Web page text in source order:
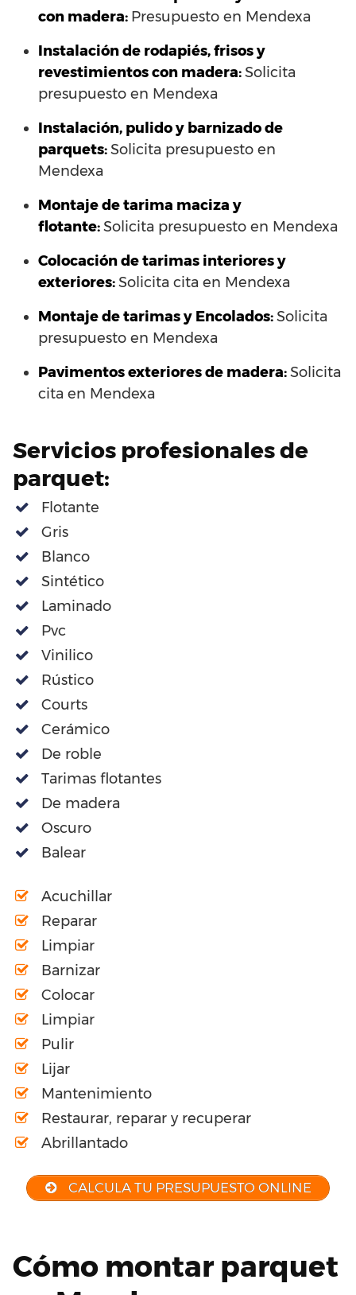
con madera: Presupuesto en Mendexa
Instalación de rodapiés, frisos y
revestimientos con madera:Solicita
presupuesto en Mendexa
Instalación, pulido y barnizado de
parquets:Solicita presupuesto en
Mendexa
Montaje de tarima maciza y
flotante:Solicita presupuesto en Mendexa
Colocación de tarimas interiores y
exteriores:Solicita cita en Mendexa
Montaje de tarimas y Encolados:Solicita
presupuesto en Mendexa
Pavimentos exteriores de madera:Solicita
cita en Mendexa
Servicios profesionales de
parquet:
Flotante
Gris
Blanco
Sintético
Laminado
Pvc
Vinilico
Rústico
Courts
Cerámico
De roble
Tarimas flotantes
De madera
Oscuro
Balear
Acuchillar
Reparar
Limpiar
Barnizar
Colocar
Limpiar
Pulir
Lijar
Mantenimiento
Restaurar, reparar y recuperar
Abrillantado
CALCULA TU PRESUPUESTO ONLINE
Cómo montar parquet